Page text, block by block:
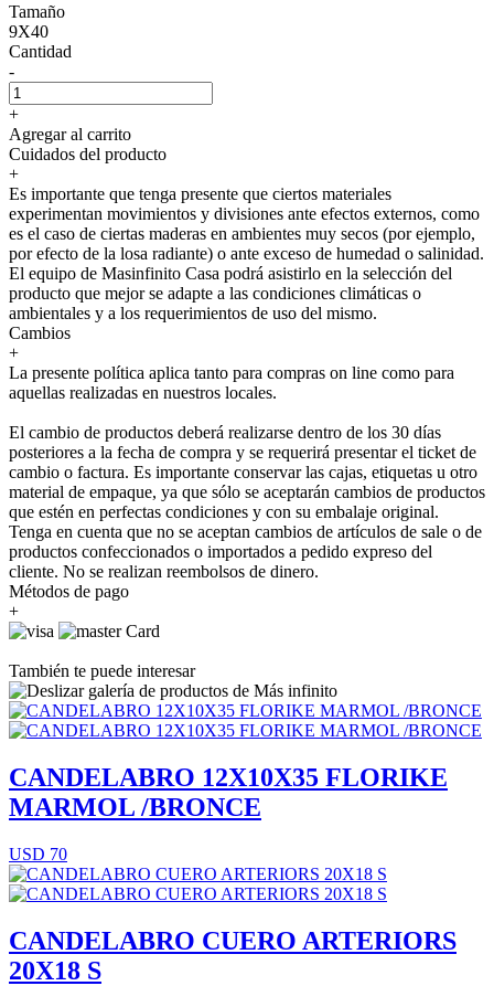
Tamaño
9X40
Cantidad
-
+
Agregar al carrito
Cuidados del producto
+
Es importante que tenga presente que ciertos materiales
experimentan movimientos y divisiones ante efectos externos, como
es el caso de ciertas maderas en ambientes muy secos (por ejemplo,
por efecto de la losa radiante) o ante exceso de humedad o salinidad.
El equipo de Masinfinito Casa podrá asistirlo en la selección del
producto que mejor se adapte a las condiciones climáticas o
ambientales y a los requerimientos de uso del mismo.
Cambios
+
La presente política aplica tanto para compras on line como para
aquellas realizadas en nuestros locales.
El cambio de productos deberá realizarse dentro de los 30 días
posteriores a la fecha de compra y se requerirá presentar el ticket de
cambio o factura. Es importante conservar las cajas, etiquetas u otro
material de empaque, ya que sólo se aceptarán cambios de productos
que estén en perfectas condiciones y con su embalaje original.
Tenga en cuenta que no se aceptan cambios de artículos de sale o de
productos confeccionados o importados a pedido expreso del
cliente. No se realizan reembolsos de dinero.
Métodos de pago
+
También te puede interesar
CANDELABRO 12X10X35 FLORIKE
MARMOL /BRONCE
USD 70
CANDELABRO CUERO ARTERIORS
20X18 S